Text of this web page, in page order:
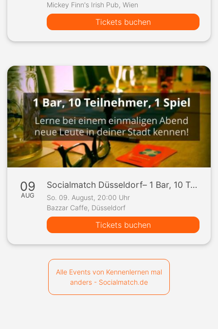
Mickey Finn's Irish Pub, Wien
Tickets buchen
09
AUG
Socialmatch Düsseldorf– 1 Bar, 10 Teilnehmer, 1 Spiel
So. 09. August, 20:00 Uhr
Bazzar Caffe, Düsseldorf
Tickets buchen
Alle Events von Kennenlernen mal
anders - Socialmatch.de